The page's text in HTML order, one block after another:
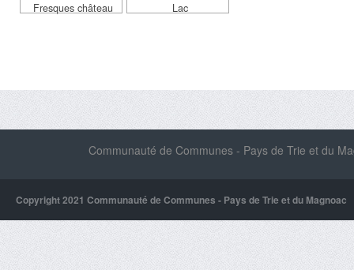
Fresques château Lac
Communauté de Communes - Pays de Trie et du
Copyright 2021 Communauté de Communes - Pays de Trie et du Magnoac